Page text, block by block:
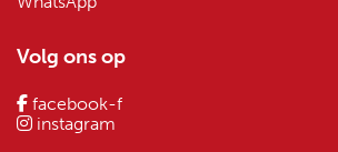
Volg ons op
facebook-f
instagram